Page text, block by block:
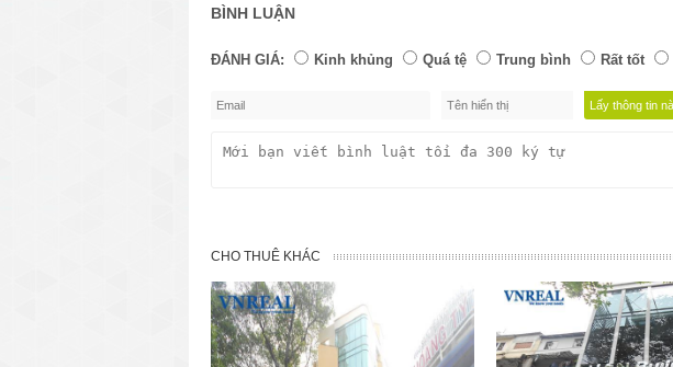
BÌNH LUẬN
ĐÁNH GIÁ: Kinh khủng Quá tệ Trung bình Rất tốt
CHO THUÊ KHÁC